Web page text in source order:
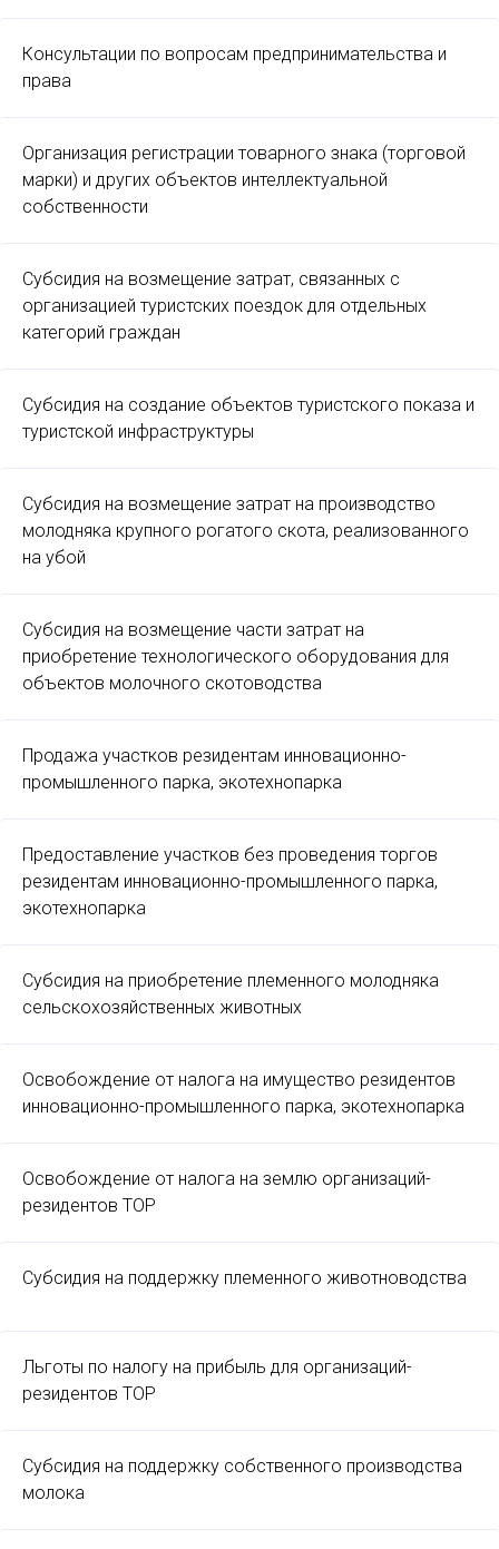
Консультации по вопросам предпринимательства и
права
Организация регистрации товарного знака (торговой
марки) и других объектов интеллектуальной
собственности
Субсидия на возмещение затрат, связанных с
организацией туристских поездок для отдельных
категорий граждан
Субсидия на создание объектов туристского показа и
туристской инфраструктуры
Субсидия на возмещение затрат на производство
молодняка крупного рогатого скота, реализованного
на убой
Субсидия на возмещение части затрат на
приобретение технологического оборудования для
объектов молочного скотоводства
Продажа участков резидентам инновационно-
промышленного парка, экотехнопарка
Предоставление участков без проведения торгов
резидентам инновационно-промышленного парка,
экотехнопарка
Субсидия на приобретение племенного молодняка
сельскохозяйственных животных
Освобождение от налога на имущество резидентов
инновационно-промышленного парка, экотехнопарка
Освобождение от налога на землю организаций-
резидентов ТОР
Субсидия на поддержку племенного животноводства
Льготы по налогу на прибыль для организаций-
резидентов ТОР
Субсидия на поддержку собственного производства
молока